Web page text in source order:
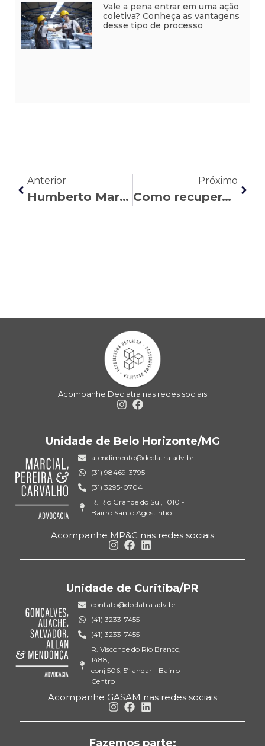
Vale a pena entrar em uma ação
coletiva? Conheça as vantagens
desse tipo de processo
Anterior
Humberto Marcial é nomeado para a Comissão de Direitos Sociais e do Trabalho da subseção da OAB-MG Barro Preto
Próximo
Como recuperar o tempo trabalhado sem registro
Acompanhe Declatra nas redes sociais
Unidade de Belo Horizonte/MG
atendimento@declatra.adv.br
(31) 98469-3795
(31) 3295-0704
R. Rio Grande do Sul, 1010 -
Bairro Santo Agostinho
Acompanhe MP&C nas redes sociais
Unidade de Curitiba/PR
contato@declatra.adv.br
(41) 3233-7455
(41) 3233-7455
R. Visconde do Rio Branco,
1488,
conj 506, 5º andar - Bairro
Centro
Acompanhe GASAM nas redes sociais
Fazemos parte: